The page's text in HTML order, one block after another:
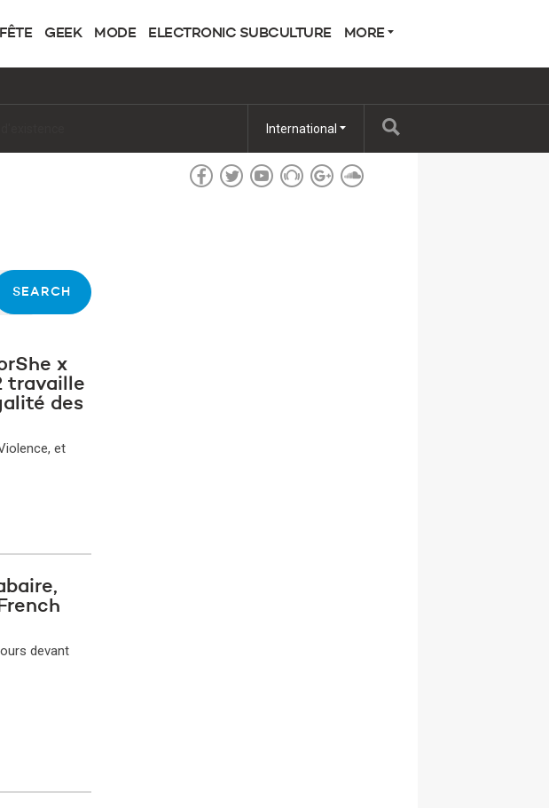
FÊTE GEEK MODE ELECTRONIC SUBCULTURE MORE
International
x
travaille
des
et
devant